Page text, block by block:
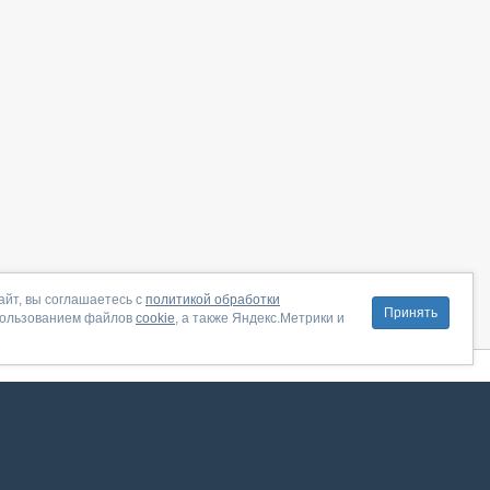
Принять
вы соглашаетесь с политикой обработки
файлов cookie, а также Яндекс.Метрики и